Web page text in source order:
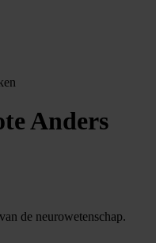
Anders
de neurowetenschap.